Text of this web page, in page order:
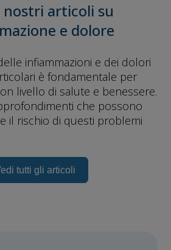
nostri articoli su
e dolore
infiammazioni e dei dolori
è fondamentale per
livello di salute e benessere.
che possono
il rischio di questi problemi
tutti gli articoli